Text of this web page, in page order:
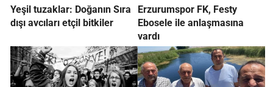
Yeşil tuzaklar: Doğanın Sıra
dışı avcıları etçil bitkiler
Erzurumspor FK, Festy
Ebosele ile anlaşmasına
vardı